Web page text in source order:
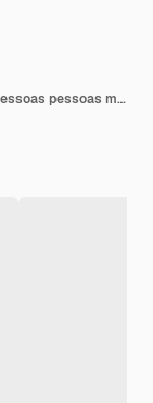
Um grupo de empresários internacionais pessoas pessoas modernas